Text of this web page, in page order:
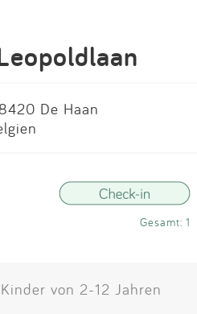
De Haan
Gesamt: 1
von 2-12 Jahren